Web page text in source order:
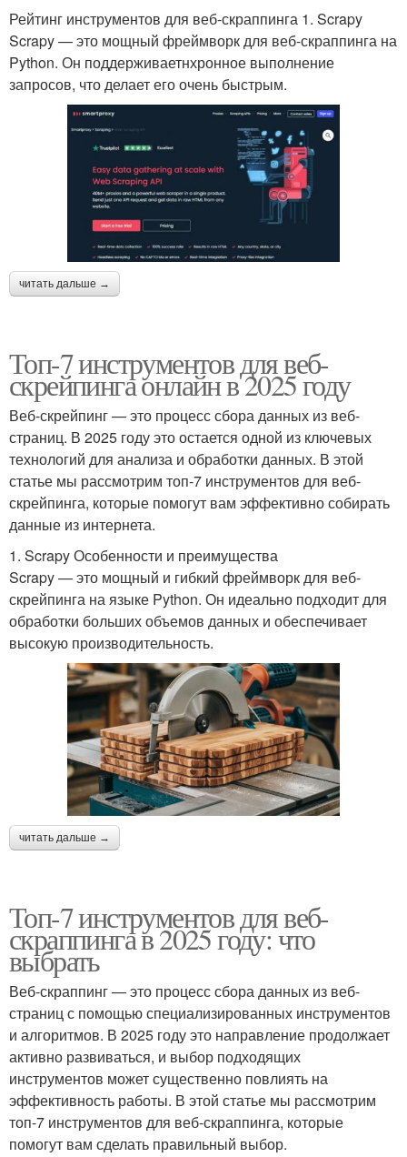
Рейтинг инструментов для веб-скраппинга 1. Scrapy
Scrapy — это мощный фреймворк для веб-скраппинга на
Python. Он поддерживаетнхронное выполнение
запросов, что делает его очень быстрым.
читать дальше →
Топ-7 инструментов для веб-
скрейпинга онлайн в 2025 году
Веб-скрейпинг — это процесс сбора данных из веб-
страниц. В 2025 году это остается одной из ключевых
технологий для анализа и обработки данных. В этой
статье мы рассмотрим топ-7 инструментов для веб-
скрейпинга, которые помогут вам эффективно собирать
данные из интернета.
1. Scrapy Особенности и преимущества
Scrapy — это мощный и гибкий фреймворк для веб-
скрейпинга на языке Python. Он идеально подходит для
обработки больших объемов данных и обеспечивает
высокую производительность.
читать дальше →
Топ-7 инструментов для веб-
скраппинга в 2025 году: что
выбрать
Веб-скраппинг — это процесс сбора данных из веб-
страниц с помощью специализированных инструментов
и алгоритмов. В 2025 году это направление продолжает
активно развиваться, и выбор подходящих
инструментов может существенно повлиять на
эффективность работы. В этой статье мы рассмотрим
топ-7 инструментов для веб-скраппинга, которые
помогут вам сделать правильный выбор.